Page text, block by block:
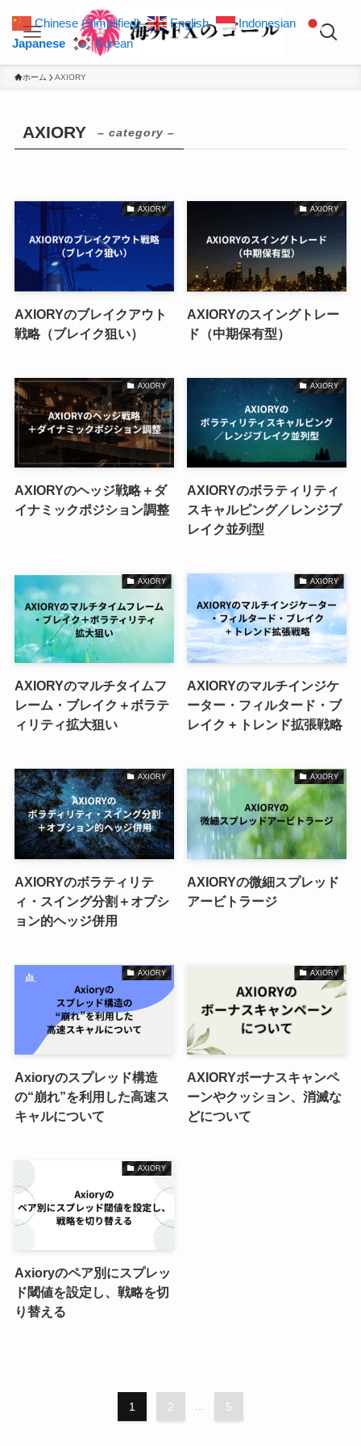
ホーム AXIORY
AXIORY – category –
AXIORY
AXIORYのブレイクアウト
戦略（ブレイク狙い）
AXIORY
AXIORYのスイングトレー
ド（中期保有型）
AXIORY
AXIORYのヘッジ戦略＋ダ
イナミックポジション調整
AXIORY
AXIORYのボラティリティ
スキャルピング／レンジブ
レイク並列型
AXIORY
AXIORYのマルチタイムフ
レーム・ブレイク＋ボラテ
ィリティ拡大狙い
AXIORY
AXIORYのマルチインジケ
ーター・フィルタード・ブ
レイク + トレンド拡張戦略
AXIORY
AXIORYのボラティリテ
ィ・スイング分割＋オプシ
ョン的ヘッジ併用
AXIORY
AXIORYの微細スプレッド
アービトラージ
AXIORY
Axioryのスプレッド構造
の“崩れ”を利用した高速ス
キャルについて
AXIORY
AXIORYボーナスキャンペ
ーンやクッション、消滅な
どについて
AXIORY
Axioryのペア別にスプレッ
ド閾値を設定し、戦略を切
り替える
1 2 ... 5
Chinese (Simplified) English
Indonesian
Japanese
Korean